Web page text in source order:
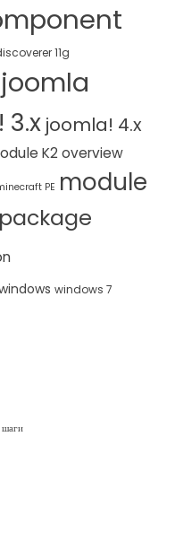
11g
joomla
3.x joomla! 4.x
K2 overview
PE module
package
windows 7
шаги